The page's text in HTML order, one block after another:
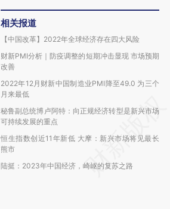
相关报道
【中国改革】2022年全球经济存在四大风险
财新PMI分析｜防疫调整的短期冲击显现 市场预期
改善
2022年12月财新中国制造业PMI降至49.0 为三个
月来最低
秘鲁副总统博卢阿特：向正规经济转型是新兴市场
可持续发展的重点
恒生指数创近11年新低 大摩：新兴市场将见最长
熊市
陆挺：2023年中国经济，崎岖的复苏之路